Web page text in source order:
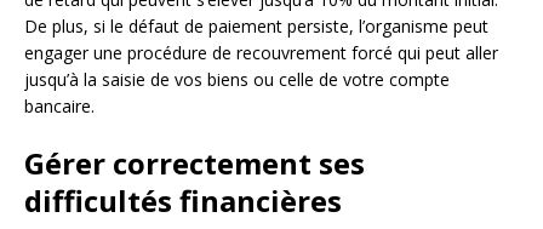
De plus, si le défaut de paiement persiste, l’organisme peut
engager une procédure de recouvrement forcé qui peut aller
jusqu’à la saisie de vos biens ou celle de votre compte
bancaire.
Gérer correctement ses
difficultés financières